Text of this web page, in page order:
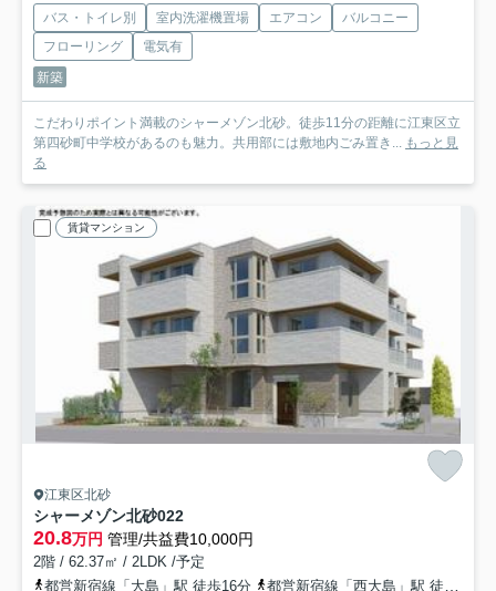
バス・トイレ別 室内洗濯機置場 エアコン
バルコニー
フローリング
電気有
新築
こだわりポイント満載のシャーメゾン北砂。徒歩11分の距離に江東区立
第四砂町中学校があるのも魅力。共用部には敷地内ごみ置き... もっと見
る
賃貸マンション
江東区北砂
シャーメゾン北砂022
20.8万円 管理/共益費10,000円
2階 / 62.37㎡ / 2LDK /予定
都営新宿線「大島」駅 徒歩16分
都営新宿線「西大島」駅 徒歩21分